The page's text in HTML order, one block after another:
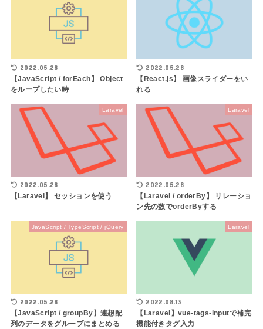
2022.05.28
【JavaScript / forEach】 Object
をループしたい時
2022.05.28
【React.js】 画像スライダーをい
れる
Laravel
2022.05.28
【Laravel】 セッションを使う
Laravel
2022.05.28
【Laravel / orderBy】 リレーショ
ン先の数でorderByする
JavaScript / TypeScript / jQuery
2022.05.28
【JavaScript / groupBy】連想配
列のデータをグループにまとめる
Laravel
2022.08.13
【Laravel】vue-tags-inputで補完
機能付きタグ入力